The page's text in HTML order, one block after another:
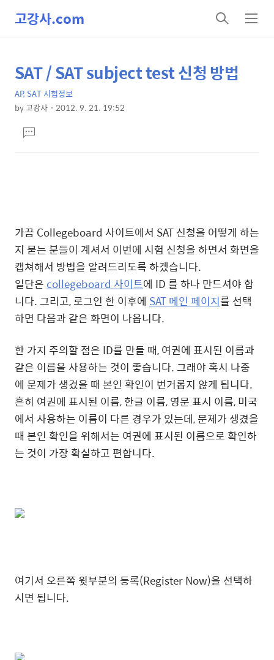
고강사.com
검
색
메
뉴
상
세
컨
텐
츠
본
문
제
목
SAT / SAT subject test 신청 방법
AP, SAT 시험정보
by고강사 2012. 9. 21. 19:52
문댓
글
가끔 Collegeboard 사이트에서 SAT 신청을 어떻게 하는
지 묻는 분들이 계셔서 이번에 시험 신청을 하면서 화면을
캡쳐해서 방법을 알려드리도록 하겠습니다.
일단은 collegeboard 사이트에 ID 를 하나 만드셔야 합
니다. 그리고, 로그인 한 이후에 SAT 메인 페이지를 선택
하면 다음과 같은 화면이 나옵니다.
한 가지 주의할 점은 ID를 만들 때, 여권에 표시된 이름과
같은 이름을 사용하는 것이 좋습니다. 그래야 혹시 나중
에 문제가 생겼을 때 본인 확인이 번거롭지 않게 됩니다.
흔히 여권에 표시된 이름, 한글 이름, 영문 표시 이름, 미국
에서 사용하는 이름이 다른 경우가 있는데, 문제가 생겼을
때 본인 확인을 위해서는 여권에 표시된 이름으로 확인하
는 것이 가장 확실하고 편합니다.
여기서 오른쪽 윗부분의 등록(Register Now)을 선택하
시면 됩니다.